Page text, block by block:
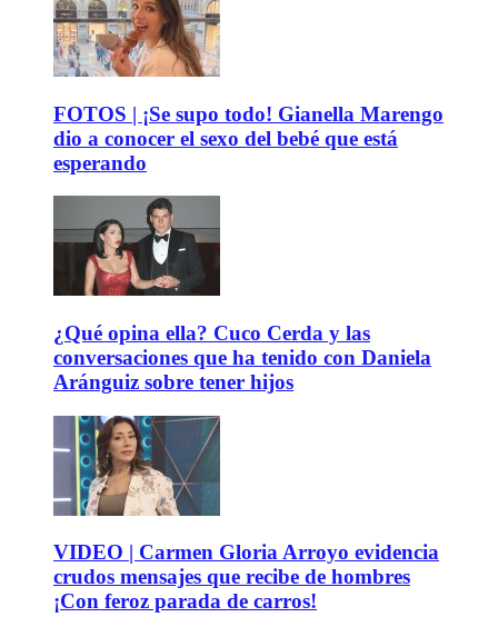
FOTOS | ¡Se supo todo! Gianella Marengo
dio a conocer el sexo del bebé que está
esperando
¿Qué opina ella? Cuco Cerda y las
conversaciones que ha tenido con Daniela
Aránguiz sobre tener hijos
VIDEO | Carmen Gloria Arroyo evidencia
crudos mensajes que recibe de hombres
¡Con feroz parada de carros!